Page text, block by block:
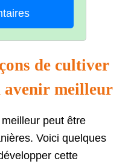
de cultiver
avenir meilleur
peut être
Voici quelques
cette